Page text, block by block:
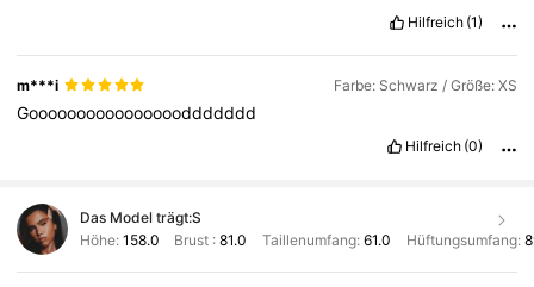
Hilfreich (1)
m***i Farbe: Schwarz / Größe: XS
Gooooooooooooooooddddddd
Hilfreich (0)
Das Model trägt:S
Höhe: 158.0 Brust :81.0 Taillenumfang: 61.0 Hüftungsumfang: